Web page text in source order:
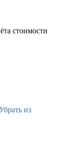
стоимости
из